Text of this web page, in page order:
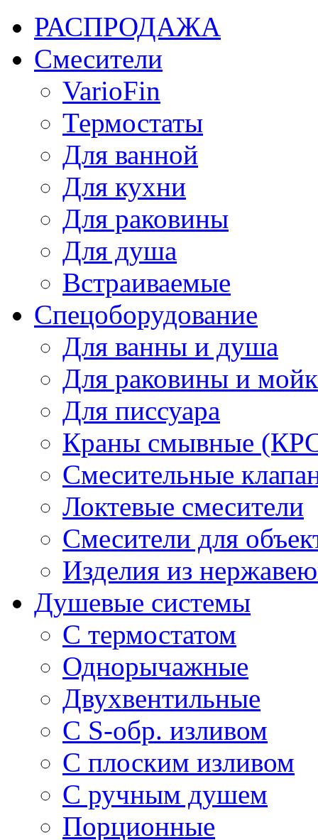
РАСПРОДАЖА
Смесители
VarioFin
Термостаты
Для ванной
Для кухни
Для раковины
Для душа
Встраиваемые
Спецоборудование
Для ванны и душа
Для раковины и
Для писсуара
Краны смывные
Смесительные
Локтевые смесители
Смесители для
Изделия из
Душевые системы
С термостатом
Однорычажные
Двухвентильные
С S-обр. изливом
С плоским изливом
С ручным душем
Порционные